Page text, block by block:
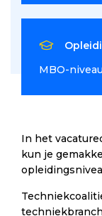
In het
kun je
MBO-